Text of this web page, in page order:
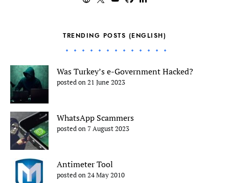
TRENDING POSTS (ENGLISH)
Was Turkey’s e-Government Hacked?
posted on 21 June 2023
WhatsApp Scammers
posted on 7 August 2023
Antimeter Tool
posted on 24 May 2010